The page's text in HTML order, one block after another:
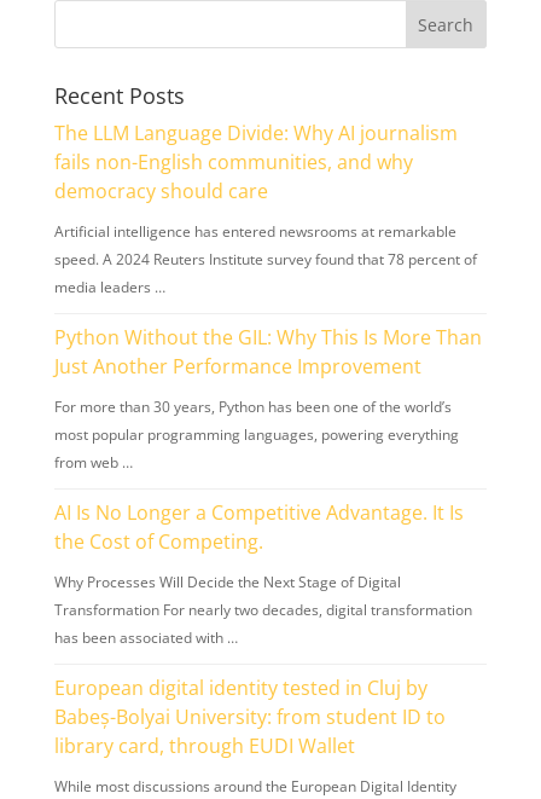
Recent Posts
The LLM Language Divide: Why AI journalism
fails non-English communities, and why
democracy should care
Artificial intelligence has entered newsrooms at remarkable
speed. A 2024 Reuters Institute survey found that 78 percent of
media leaders …
Python Without the GIL: Why This Is More Than
Just Another Performance Improvement
For more than 30 years, Python has been one of the world’s
most popular programming languages, powering everything
from web …
AI Is No Longer a Competitive Advantage. It Is
the Cost of Competing.
Why Processes Will Decide the Next Stage of Digital
Transformation For nearly two decades, digital transformation
has been associated with …
European digital identity tested in Cluj by
Babeș-Bolyai University: from student ID to
library card, through EUDI Wallet
While most discussions around the European Digital Identity